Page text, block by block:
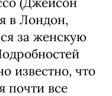
в Лондон,
за женскую
известно, что
почти все